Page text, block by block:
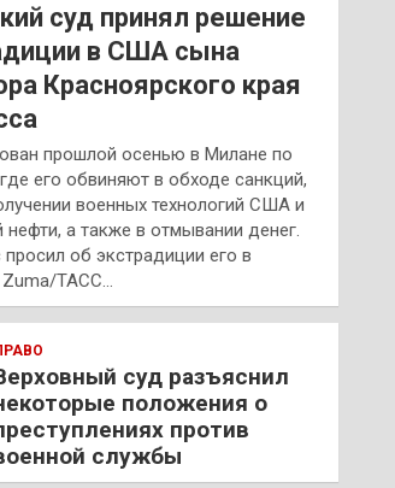
суд принял решение
в США сына
Красноярского края
прошлой осенью в Милане по
его обвиняют в обходе санкций,
военных технологий США и
нефти, а также в отмывании денег.
об экстрадиции его в
ТАСС…
суд разъяснил
положения о
против
службы